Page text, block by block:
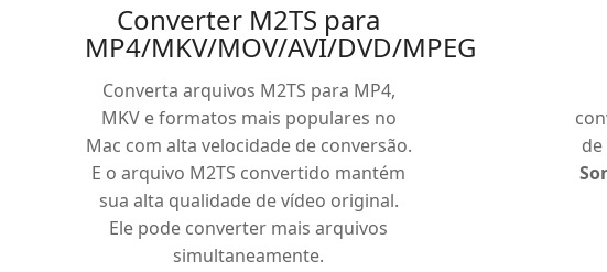
Converter M2TS para
MP4/MKV/MOV/AVI/DVD/MPEG
Converta arquivos M2TS para MP4,
MKV e formatos mais populares no
Mac com alta velocidade de conversão.
E o arquivo M2TS convertido mantém
sua alta qualidade de vídeo original.
Ele pode converter mais arquivos
simultaneamente.